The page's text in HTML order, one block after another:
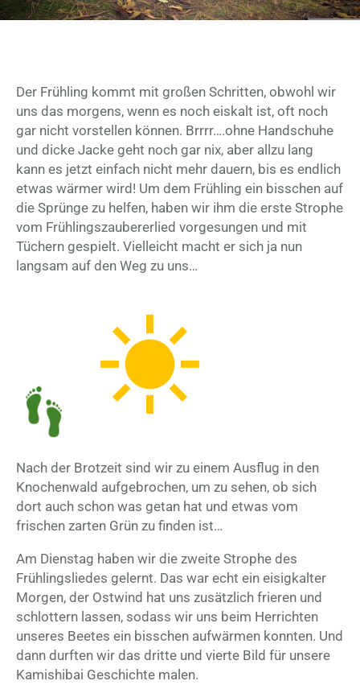
Der Frühling kommt mit großen Schritten, obwohl wir
uns das morgens, wenn es noch eiskalt ist, oft noch
gar nicht vorstellen können. Brrrr….ohne Handschuhe
und dicke Jacke geht noch gar nix, aber allzu lang
kann es jetzt einfach nicht mehr dauern, bis es endlich
etwas wärmer wird! Um dem Frühling ein bisschen auf
die Sprünge zu helfen, haben wir ihm die erste Strophe
vom Frühlingszaubererlied vorgesungen und mit
Tüchern gespielt. Vielleicht macht er sich ja nun
langsam auf den Weg zu uns…
Nach der Brotzeit sind wir zu einem Ausflug in den
Knochenwald aufgebrochen, um zu sehen, ob sich
dort auch schon was getan hat und etwas vom
frischen zarten Grün zu finden ist…
Am Dienstag haben wir die zweite Strophe des
Frühlingsliedes gelernt. Das war echt ein eisigkalter
Morgen, der Ostwind hat uns zusätzlich frieren und
schlottern lassen, sodass wir uns beim Herrichten
unseres Beetes ein bisschen aufwärmen konnten. Und
dann durften wir das dritte und vierte Bild für unsere
Kamishibai Geschichte malen.